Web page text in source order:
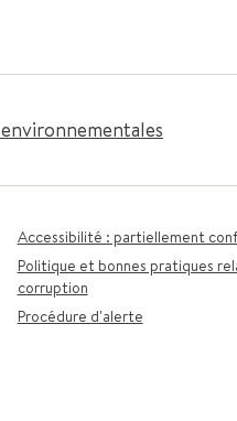
Accessibilité : partiellement
Politique et bonnes pratiques
corruption
Procédure d'alerte